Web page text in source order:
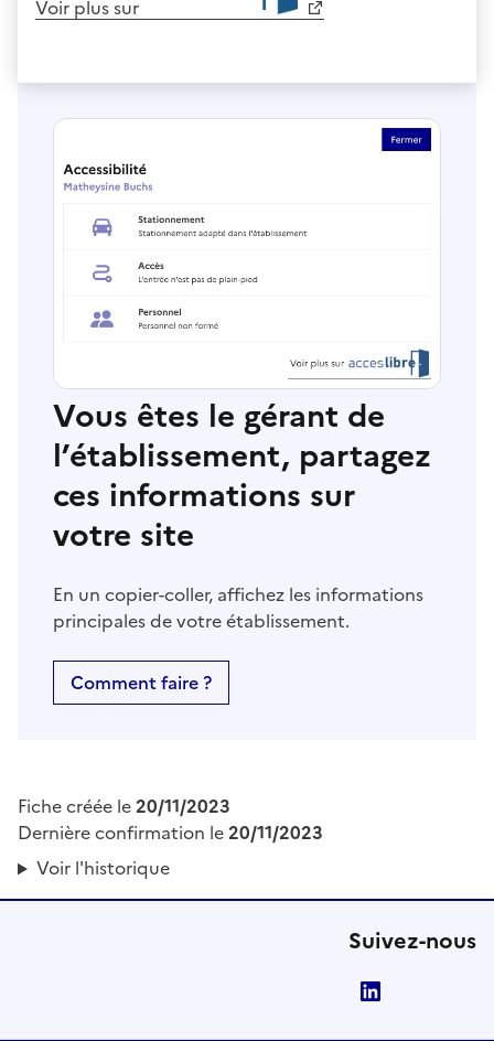
Voir plus sur
Vous êtes le gérant de
l’établissement, partagez
ces informations sur
votre site
En un copier-coller, affichez les informations
principales de votre établissement.
Comment faire ?
Fiche créée le20/11/2023
Dernière confirmation le20/11/2023
Voir l'historique
Suivez-nous